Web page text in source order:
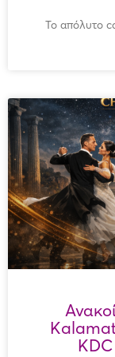
Το απόλυτο